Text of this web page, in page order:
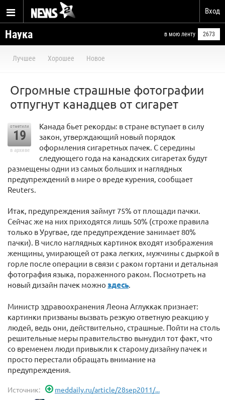
Вход
Наука в мою ленту 2673
Лучшее Хорошее Новое
Огромные страшные фотографии
отпугнут канадцев от сигарет
отметили
19
в архиве
Канада бьет рекорды: в стране вступает в силу
закон, утверждающий новый порядок
оформления сигаретных пачек. С середины
следующего года на канадских сигаретах будут
размещены одни из самых больших и наглядных
предупреждений в мире о вреде курения, сообщает
Reuters.
Итак, предупреждения займут 75% от площади пачки.
Сейчас же на них приходятся лишь 50% (строже правила
только в Уругвае, где предупреждение занимает 80%
пачки). В число наглядных картинок входят изображения
женщины, умирающей от рака легких, мужчины с дыркой в
горле после операции в связи с раком гортани и детальная
фотография языка, пораженного раком. Посмотреть на
новый дизайн пачек можно здесь.
Министр здравоохранения Леона Аглуккак признает:
картинки призваны вызвать резкую ответную реакцию у
людей, ведь они, действительно, страшные. Пойти на столь
решительные меры правительство вынудил тот факт, что
со временем люди привыкли к старому дизайну пачек и
просто перестали обращать внимание на
предупреждения.
Источник: meddaily.ru/article/28sep2011/...